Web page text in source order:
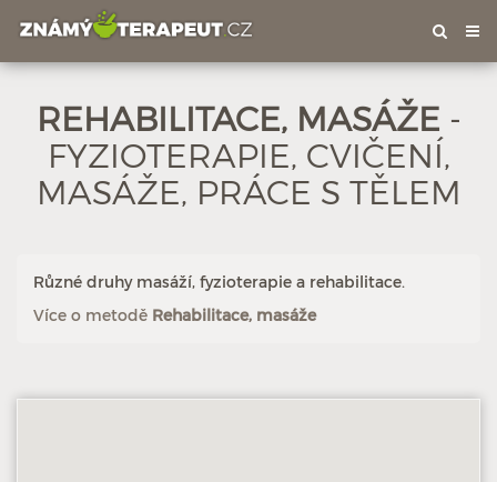
REHABILITACE, MASÁŽE -
FYZIOTERAPIE, CVIČENÍ,
MASÁŽE, PRÁCE S TĚLEM
Různé druhy masáží, fyzioterapie a rehabilitace.
Více o metodě Rehabilitace, masáže